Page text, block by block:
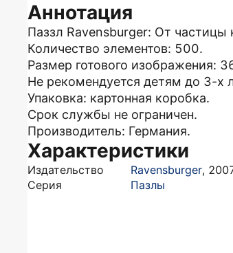
Аннотация
Паззл Ravensburger: От частицы
Количество элементов: 500.
Размер готового изображения:
Не рекомендуется детям до 3-х
Упаковка: картонная коробка.
Срок службы не ограничен.
Производитель: Германия.
Характеристики
Издательство Ravensburger,
Серия
Пазлы